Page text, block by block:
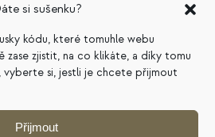
si sušenku?
kódu, které tomuhle webu
zase zjistit, na co klikáte, a díky tomu
vyberte si, jestli je chcete přijmout
Přijmout
totiž občas v podnikání
Včetně těch
2023 | Strategie a